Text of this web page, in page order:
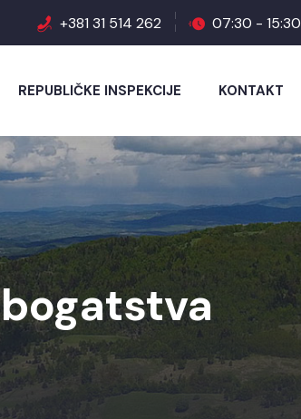
+381 31 514 262 07:30 - 15:30
REPUBLIČKE INSPEKCIJE KONTAKT